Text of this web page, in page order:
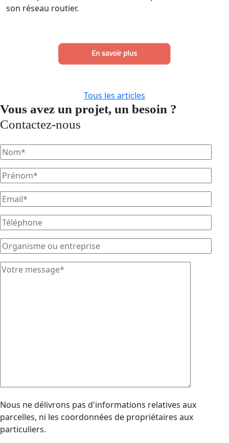
son réseau routier.
Tous les articles
Vous avez un projet, un besoin ?
Contactez-nous
Nous ne délivrons pas d'informations relatives aux
parcelles, ni les coordonnées de propriétaires aux
particuliers.